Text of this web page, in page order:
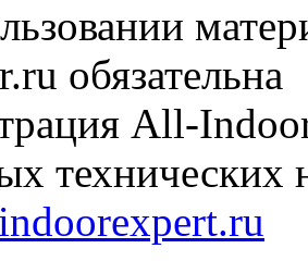
обязательна
All-
технических